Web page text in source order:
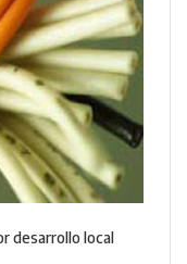
desarrollo local